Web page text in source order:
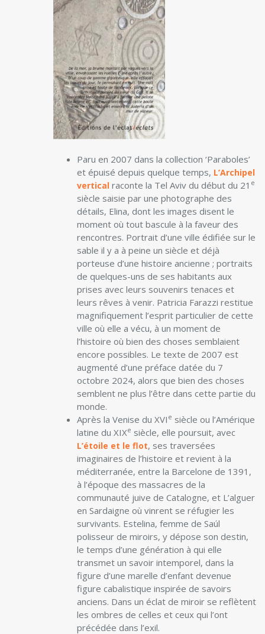
Paru en 2007 dans la collection ‘Paraboles’
et épuisé depuis quelque temps, L’Archipel
vertical raconte la Tel Aviv du début du 21 e
siècle saisie par une photographe des
détails, Elina, dont les images disent le
moment où tout bascule à la faveur des
rencontres. Portrait d’une ville édifiée sur le
sable il y a à peine un siècle et déjà
porteuse d’une histoire ancienne ; portraits
de quelques-uns de ses habitants aux
prises avec leurs souvenirs tenaces et
leurs rêves à venir. Patricia Farazzi restitue
magnifiquement l’esprit particulier de cette
ville où elle a vécu, à un moment de
l’histoire où bien des choses semblaient
encore possibles. Le texte de 2007 est
augmenté d’une préface datée du 7
octobre 2024, alors que bien des choses
semblent ne plus l’être dans cette partie du
monde.
Après la Venise du XVI e siècle ou l’Amérique
latine du XIXe siècle, elle poursuit, avec
L’étoile et le flot, ses traversées
imaginaires de l’histoire et revient à la
méditerranée, entre la Barcelone de 1391,
à l’époque des massacres de la
communauté juive de Catalogne, et L’alguer
en Sardaigne où vinrent se réfugier les
survivants. Estelina, femme de Saúl
polisseur de miroirs, y dépose son destin,
le temps d’une génération à qui elle
transmet un savoir intemporel, dans la
figure d’une marelle d’enfant devenue
figure cabalistique inspirée de savoirs
anciens. Dans un éclat de miroir se reflètent
les ombres de celles et ceux qui l’ont
précédée dans l’exil.